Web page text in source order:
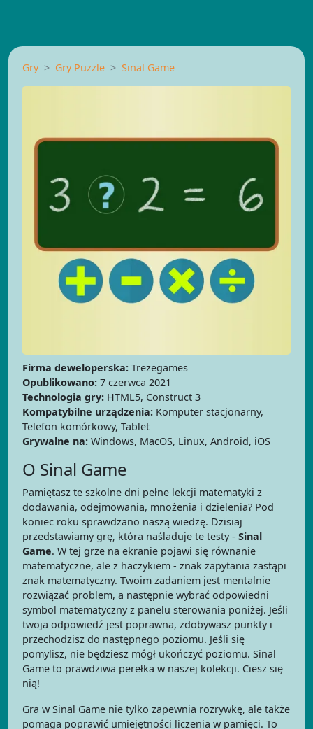
Gry Gry Puzzle Sinal Game
Firma deweloperska: Trezegames
Opublikowano: 7 czerwca 2021
Technologia gry: HTML5, Construct 3
Kompatybilne urządzenia: Komputer stacjonarny,
Telefon komórkowy, Tablet
Grywalne na: Windows, MacOS, Linux, Android, iOS
O Sinal Game
Pamiętasz te szkolne dni pełne lekcji matematyki z
dodawania, odejmowania, mnożenia i dzielenia? Pod
koniec roku sprawdzano naszą wiedzę. Dzisiaj
przedstawiamy grę, która naśladuje te testy - Sinal
Game. W tej grze na ekranie pojawi się równanie
matematyczne, ale z haczykiem - znak zapytania zastąpi
znak matematyczny. Twoim zadaniem jest mentalnie
rozwiązać problem, a następnie wybrać odpowiedni
symbol matematyczny z panelu sterowania poniżej. Jeśli
twoja odpowiedź jest poprawna, zdobywasz punkty i
przechodzisz do następnego poziomu. Jeśli się
pomylisz, nie będziesz mógł ukończyć poziomu. Sinal
Game to prawdziwa perełka w naszej kolekcji. Ciesz się
nią!
Gra w Sinal Game nie tylko zapewnia rozrywkę, ale także
pomaga poprawić umiejętności liczenia w pamięci. To